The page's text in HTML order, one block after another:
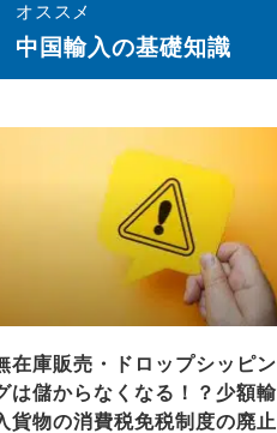
オススメ
中国輸⼊の基礎知識
在庫販売・ドロップシッピン
は儲からなくなる！？少額輸
貨物の消費税免税制度の廃止